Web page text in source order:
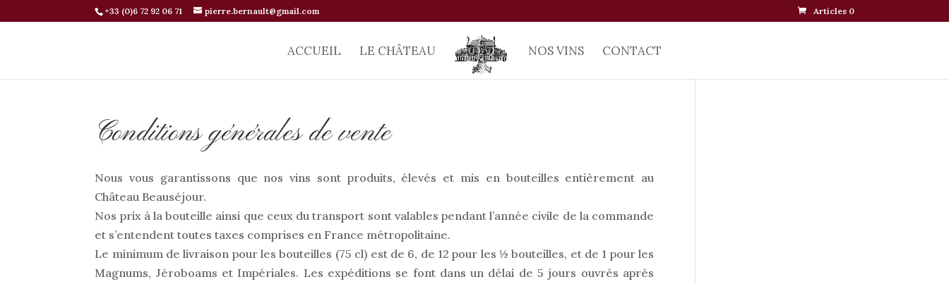
+33 (0)6 72 92 06 71 pierre.bernault@gmail.com Articles 0
ACCUEIL LE CHÂTEAU NOS VINS CONTACT
Conditions générales de vente
Nous vous garantissons que nos vins sont produits, élevés et mis en bouteilles entièrement au
Château Beauséjour.
Nos prix à la bouteille ainsi que ceux du transport sont valables pendant l’année civile de la commande
et s’entendent toutes taxes comprises en France métropolitaine.
Le minimum de livraison pour les bouteilles (75 cl) est de 6, de 12 pour les ½ bouteilles, et de 1 pour les
Magnums, Jéroboams et Impériales. Les expéditions se font dans un délai de 5 jours ouvrés après